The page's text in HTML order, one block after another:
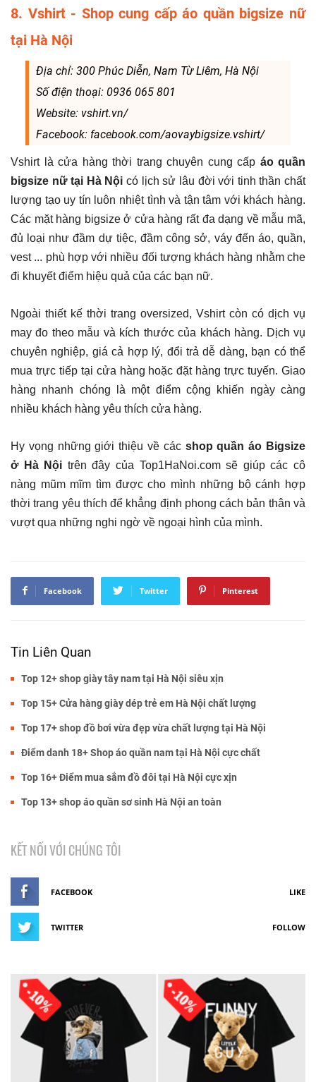
8. Vshirt - Shop cung cấp áo quần bigsize nữ
tại Hà Nội
Địa chỉ: 300 Phúc Diễn, Nam Từ Liêm, Hà Nội
Số điện thoại: 0936 065 801
Website: vshirt.vn/
Facebook: facebook.com/aovaybigsize.vshirt/
Vshirt là cửa hàng thời trang chuyên cung cấp áo quần
bigsize nữ tại Hà Nộicó lịch sử lâu đời với tinh thần chất
lượng tạo uy tín luôn nhiệt tình và tận tâm với khách hàng.
Các mặt hàng bigsize ở cửa hàng rất đa dạng về mẫu mã,
đủ loại như đầm dự tiệc, đầm công sở, váy đến áo, quần,
vest ... phù hợp với nhiều đối tượng khách hàng nhằm che
đi khuyết điểm hiệu quả của các bạn nữ.
Ngoài thiết kế thời trang oversized, Vshirt còn có dịch vụ
may đo theo mẫu và kích thước của khách hàng. Dịch vụ
chuyên nghiệp, giá cả hợp lý, đổi trả dễ dàng, bạn có thể
mua trực tiếp tại cửa hàng hoặc đặt hàng trực tuyến. Giao
hàng nhanh chóng là một điểm cộng khiến ngày càng
nhiều khách hàng yêu thích cửa hàng.
Hy vọng những giới thiệu về các shop quần áo Bigsize
ở Hà Nội trên đây của Top1HaNoi.com sẽ giúp các cô
nàng mũm mĩm tìm được cho mình những bộ cánh hợp
thời trang yêu thích để khẳng định phong cách bản thân và
vượt qua những nghi ngờ về ngoại hình của mình.
Facebook Twitter Pinterest
Tin Liên Quan
Top 12+ shop giày tây nam tại Hà Nội siêu xịn
Top 15+ Cửa hàng giày dép trẻ em Hà Nội chất lượng
Top 17+ shop đồ bơi vừa đẹp vừa chất lượng tại Hà Nội
Điểm danh 18+ Shop áo quần nam tại Hà Nội cực chất
Top 16+ Điểm mua sắm đồ đôi tại Hà Nội cực xịn
Top 13+ shop áo quần sơ sinh Hà Nội an toàn
KẾT NỐI VỚI CHÚNG TÔI
FACEBOOK LIKE
TWITTER FOLLOW